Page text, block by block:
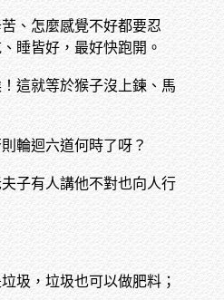
、怎麼感覺不好都要忍
睡皆好，最好快跑開。
這就等於猴子沒上鍊、馬
輪迴六道何時了呀？
子有人講他不對也向人行
圾，垃圾也可以做肥料；